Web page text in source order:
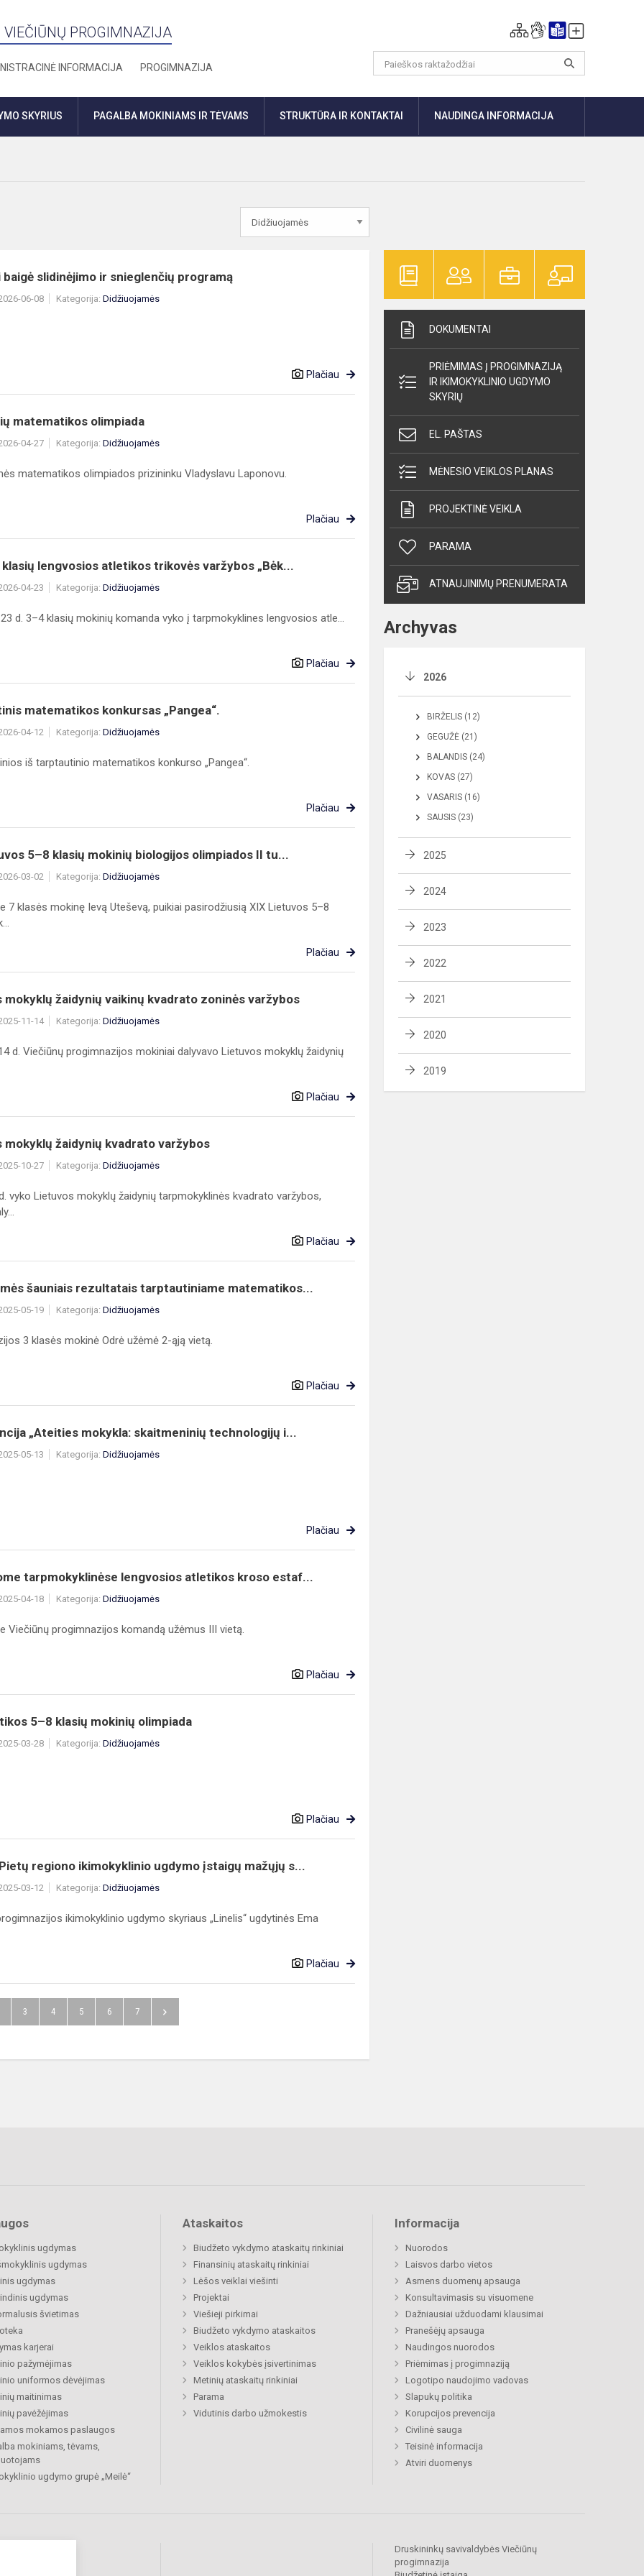
PROGIMNAZIJA
INFORMACIJA PROGIMNAZIJA
SKYRIUS PAGALBA MOKINIAMS IR TĖVAMS STRUKTŪRA IR KONTAKTAI NAUDINGA INFORMACIJA
slidinėjimo ir snieglenčių programą
06-08 Kategorija: Didžiuojamės
Plačiau
matematikos olimpiada
04-27 Kategorija: Didžiuojamės
matematikos olimpiados prizininku Vladyslavu Laponovu.
Plačiau
lengvosios atletikos trikovės varžybos „Bėk...
04-23 Kategorija: Didžiuojamės
d. 3–4 klasių mokinių komanda vyko į tarpmokyklines lengvosios atle...
Plačiau
matematikos konkursas „Pangea“.
04-12 Kategorija: Didžiuojamės
iš tarptautinio matematikos konkurso „Pangea“.
Plačiau
5–8 klasių mokinių biologijos olimpiados II tu...
03-02 Kategorija: Didžiuojamės
7 klasės mokinę Ievą Uteševą, puikiai pasirodžiusią XIX Lietuvos 5–8
Plačiau
mokyklų žaidynių vaikinų kvadrato zoninės varžybos
11-14 Kategorija: Didžiuojamės
d. Viečiūnų progimnazijos mokiniai dalyvavo Lietuvos mokyklų žaidynių
Plačiau
mokyklų žaidynių kvadrato varžybos
10-27 Kategorija: Didžiuojamės
vyko Lietuvos mokyklų žaidynių tarpmokyklinės kvadrato varžybos,
Plačiau
šauniais rezultatais tarptautiniame matematikos...
05-19 Kategorija: Didžiuojamės
3 klasės mokinė Odrė užėmė 2-ąją vietą.
Plačiau
„Ateities mokykla: skaitmeninių technologijų i...
05-13 Kategorija: Didžiuojamės
Plačiau
tarpmokyklinėse lengvosios atletikos kroso estaf...
04-18 Kategorija: Didžiuojamės
Viečiūnų progimnazijos komandą užėmus III vietą.
Plačiau
5–8 klasių mokinių olimpiada
03-28 Kategorija: Didžiuojamės
Plačiau
regiono ikimokyklinio ugdymo įstaigų mažųjų s...
03-12 Kategorija: Didžiuojamės
ikimokyklinio ugdymo skyriaus „Linelis“ ugdytinės Ema
Plačiau
3 4 5 6 7
DOKUMENTAI
PRIĖMIMAS Į PROGIMNAZIJĄ
IR IKIMOKYKLINIO UGDYMO
SKYRIŲ
EL. PAŠTAS
MĖNESIO VEIKLOS PLANAS
PROJEKTINĖ VEIKLA
PARAMA
ATNAUJINIMŲ PRENUMERATA
Archyvas
2026
BIRŽELIS (12)
GEGUŽĖ (21)
BALANDIS (24)
KOVAS (27)
VASARIS (16)
SAUSIS (23)
2025
2024
2023
2022
2021
2020
2019
ugdymas
ugdymas
ugdymas
ugdymas
švietimas
karjerai
pažymėjimas
uniformos dėvėjimas
maitinimas
pavėžėjimas
mokamos paslaugos
mokiniams, tėvams,
ugdymo grupė „Meilė“
Ataskaitos
Biudžeto vykdymo ataskaitų rinkiniai
Finansinių ataskaitų rinkiniai
Lėšos veiklai viešinti
Projektai
Viešieji pirkimai
Biudžeto vykdymo ataskaitos
Veiklos ataskaitos
Veiklos kokybės įsivertinimas
Metinių ataskaitų rinkiniai
Parama
Vidutinis darbo užmokestis
Informacija
Nuorodos
Laisvos darbo vietos
Asmens duomenų apsauga
Konsultavimasis su visuomene
Dažniausiai užduodami klausimai
Pranešėjų apsauga
Naudingos nuorodos
Priėmimas į progimnaziją
Logotipo naudojimo vadovas
Slapukų politika
Korupcijos prevencija
Civilinė sauga
Teisinė informacija
Atviri duomenys
Druskininkų savivaldybės Viečiūnų
progimnazija